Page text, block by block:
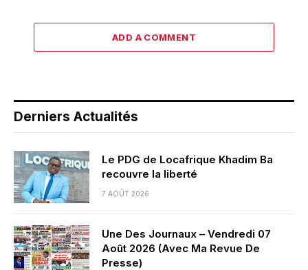
ADD A COMMENT
Derniers Actualités
Le PDG de Locafrique Khadim Ba
recouvre la liberté
7 AOÛT 2026
Une Des Journaux – Vendredi 07
Août 2026 (Avec Ma Revue De
Presse)